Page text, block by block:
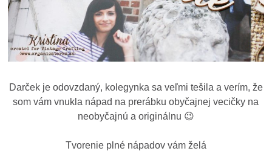
Darček je odovzdaný, kolegynka sa veľmi tešila a verím, že
som vám vnukla nápad na prerábku obyčajnej vecičky na
neobyčajnú a originálnu 😉
Tvorenie plné nápadov vám želá